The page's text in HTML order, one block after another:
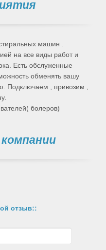
машин .
на все виды работ и
Есть обслуженные
обменять вашу
Подключаем , привозим ,
болеров)
отзыв::